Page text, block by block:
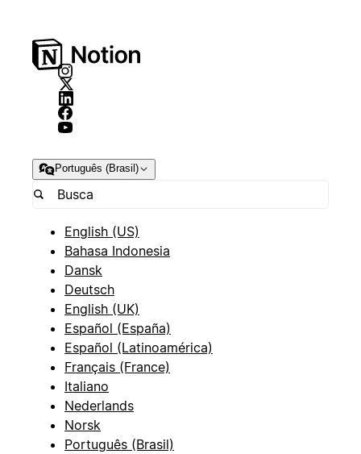
Português (Brasil)
English (US)
Bahasa Indonesia
Dansk
Deutsch
English (UK)
Español (España)
Español (Latinoamérica)
Français (France)
Italiano
Nederlands
Norsk
Português (Brasil)